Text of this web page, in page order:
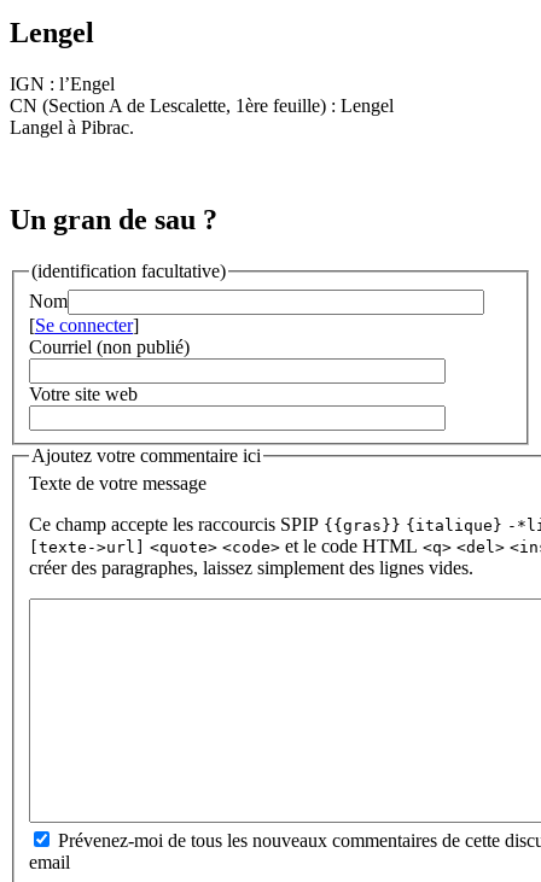
Lengel
IGN : l’Engel
CN (Section A de Lescalette, 1ère feuille) : Lengel
Langel à Pibrac.
Un gran de sau ?
(identification facultative)
Nom
[Se connecter]
Courriel (non publié)
Votre site web
Ajoutez votre commentaire ici
Texte de votre message
Ce champ accepte les raccourcis SPIP {{gras}} {italique} -
[texte->url]
<quote> <code> et le code HTML <q> <del>
créer des paragraphes, laissez simplement des lignes vides.
Prévenez-moi de tous les nouveaux commentaires de cette
email